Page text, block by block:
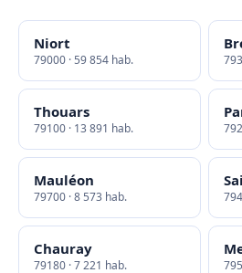
Niort
79000 · 59 854 hab.
Thouars
79100 · 13 891 hab.
Mauléon
79700 · 8 573 hab.
Chauray
79180 · 7 221 hab.